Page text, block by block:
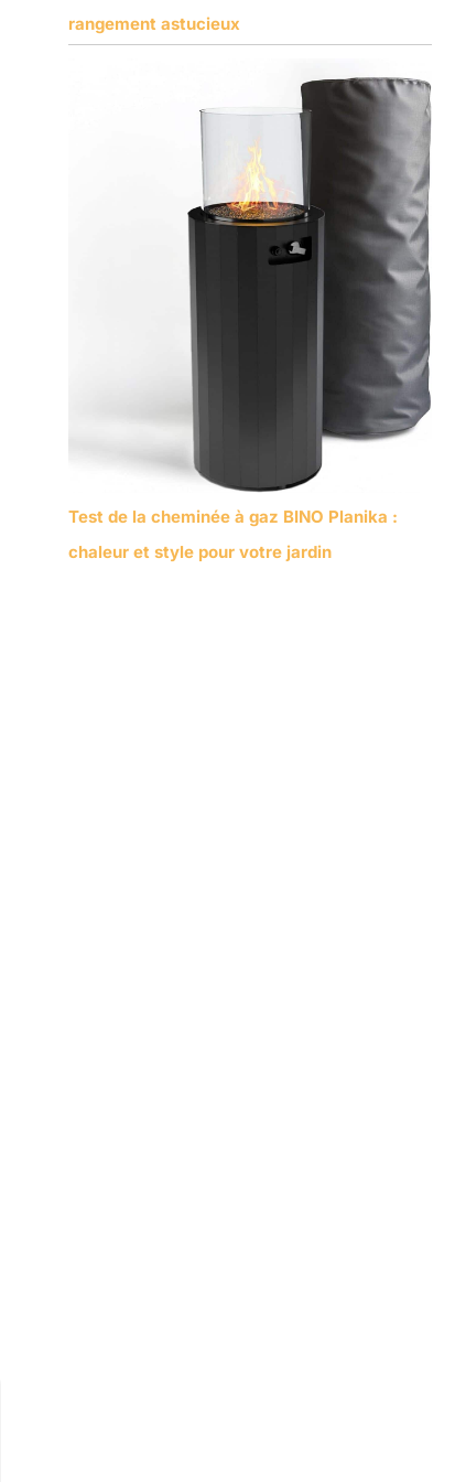
rangement astucieux
Test de la cheminée à gaz BINO Planika :
chaleur et style pour votre jardin